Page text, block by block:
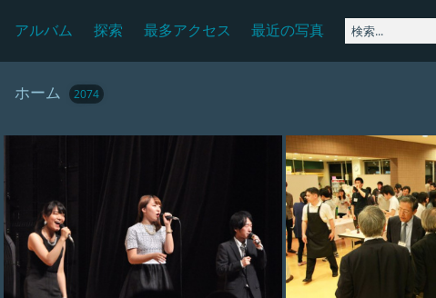
アルバム 探索 最多アクセス 最近の写真
ホーム 2074